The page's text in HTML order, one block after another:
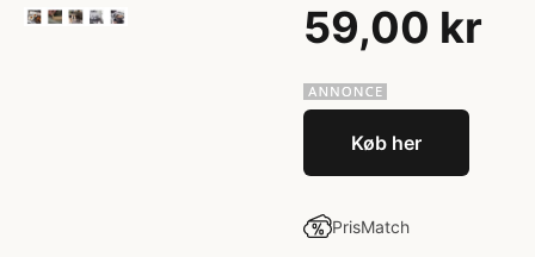
59,00 kr
Køb her
PrisMatch